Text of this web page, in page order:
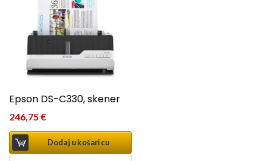
Epson DS-C330, skener
246,75 €
Dodaj u košaricu